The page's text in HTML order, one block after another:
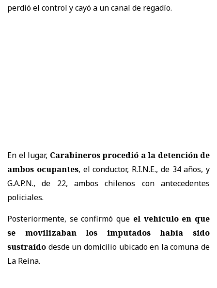
perdió el control y cayó a un canal de regadío.
En el lugar, Carabineros procedió a la detención de
ambos ocupantes, el conductor, R.I.N.E., de 34 años, y
G.A.P.N., de 22, ambos chilenos con antecedentes
policiales.
Posteriormente, se confirmó que el vehículo en que
se movilizaban los imputados había sido
sustraído desde un domicilio ubicado en la comuna de
La Reina.